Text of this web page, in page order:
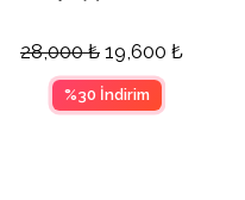
28,000₺ 19,600 ₺
%30 İndirim